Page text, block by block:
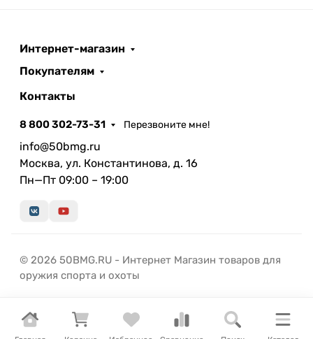
Интернет-магазин
Покупателям
Контакты
8 800 302-73-31 Перезвоните мне!
info@50bmg.ru
Москва, ул. Константинова, д. 16
Пн—Пт 09:00 – 19:00
© 2026 50BMG.RU - Интернет Магазин товаров для
оружия спорта и охоты